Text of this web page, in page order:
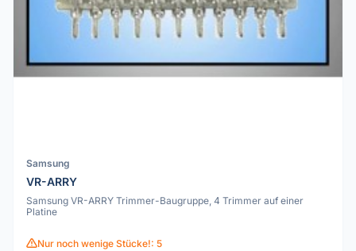
Samsung
VR-ARRY
Samsung VR-ARRY Trimmer-Baugruppe, 4 Trimmer auf einer
Platine
Nur noch wenige Stücke!: 5